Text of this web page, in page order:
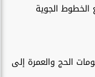
الخطوط الجوية
الحج والعمرة إلى